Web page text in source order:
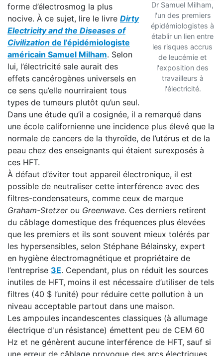
Dr Samuel Milham,
l'un des premiers
épidémiologistes à
établir un lien entre
les risques accrus
de leucémie et
l'exposition des
travailleurs à
l'électricité.
forme d’électrosmog la plus
nocive. À ce sujet, lire le livre Dirty
Electricity and the Diseases of
Civilization de l’épidémiologiste
américain Samuel Milham. Selon
lui, l’électricité sale aurait des
effets cancérogènes universels en
ce sens qu’elle nourriraient tous
types de tumeurs plutôt qu’un seul.
Dans une étude qu’il a cosignée, il a remarqué dans
une école californienne une incidence plus élevé que la
normale de cancers de la thyroïde, de l’utérus et de la
peau chez des enseignants qui étaient surexposés à
ces HFT.
À défaut d’éviter tout appareil électronique, il est
possible de neutraliser cette interférence avec des
filtres-condensateurs, comme ceux de marque
Graham-Stetzerou Greenwave. Ces derniers retirent
du câblage domestique des fréquences plus élevées
que les premiers et ils sont souvent mieux tolérés par
les hypersensibles, selon Stéphane Bélainsky, expert
en hygiène électromagnétique et propriétaire de
l’entreprise 3E. Cependant, plus on réduit les sources
inutiles de HFT, moins il est nécessaire d’utiliser de tels
filtres (40 $ l’unité) pour réduire cette pollution à un
niveau acceptable partout dans une maison.
Les ampoules incandescentes classiques (à allumage
électrique d'un résistance) émettent peu de CEM 60
Hz et ne génèrent aucune interférence de HFT, sauf si
une erreur de câblage provoque des arcs électriques.